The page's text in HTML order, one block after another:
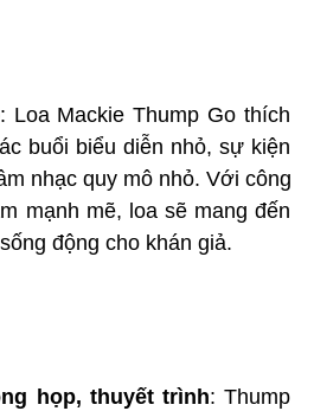
: Loa Mackie Thump Go thích
buổi biểu diễn nhỏ, sự kiện
nhạc quy mô nhỏ. Với công
mạnh mẽ, loa sẽ mang đến
động cho khán giả.
họp, thuyết trình: Thump